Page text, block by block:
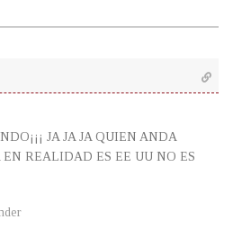
JA JA JA QUIEN ANDA
REALIDAD ES EE UU NO ES